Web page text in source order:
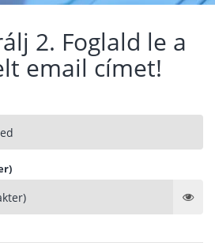
2. Foglald le a
email címet!